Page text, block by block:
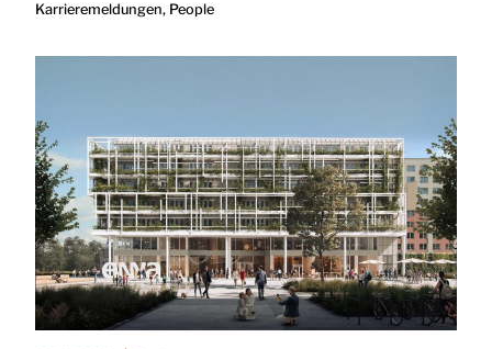
Karrieremeldungen, People